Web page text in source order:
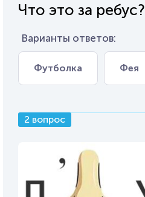
Что это за ребус?
Варианты ответов:
Футболка Фея
2 вопрос